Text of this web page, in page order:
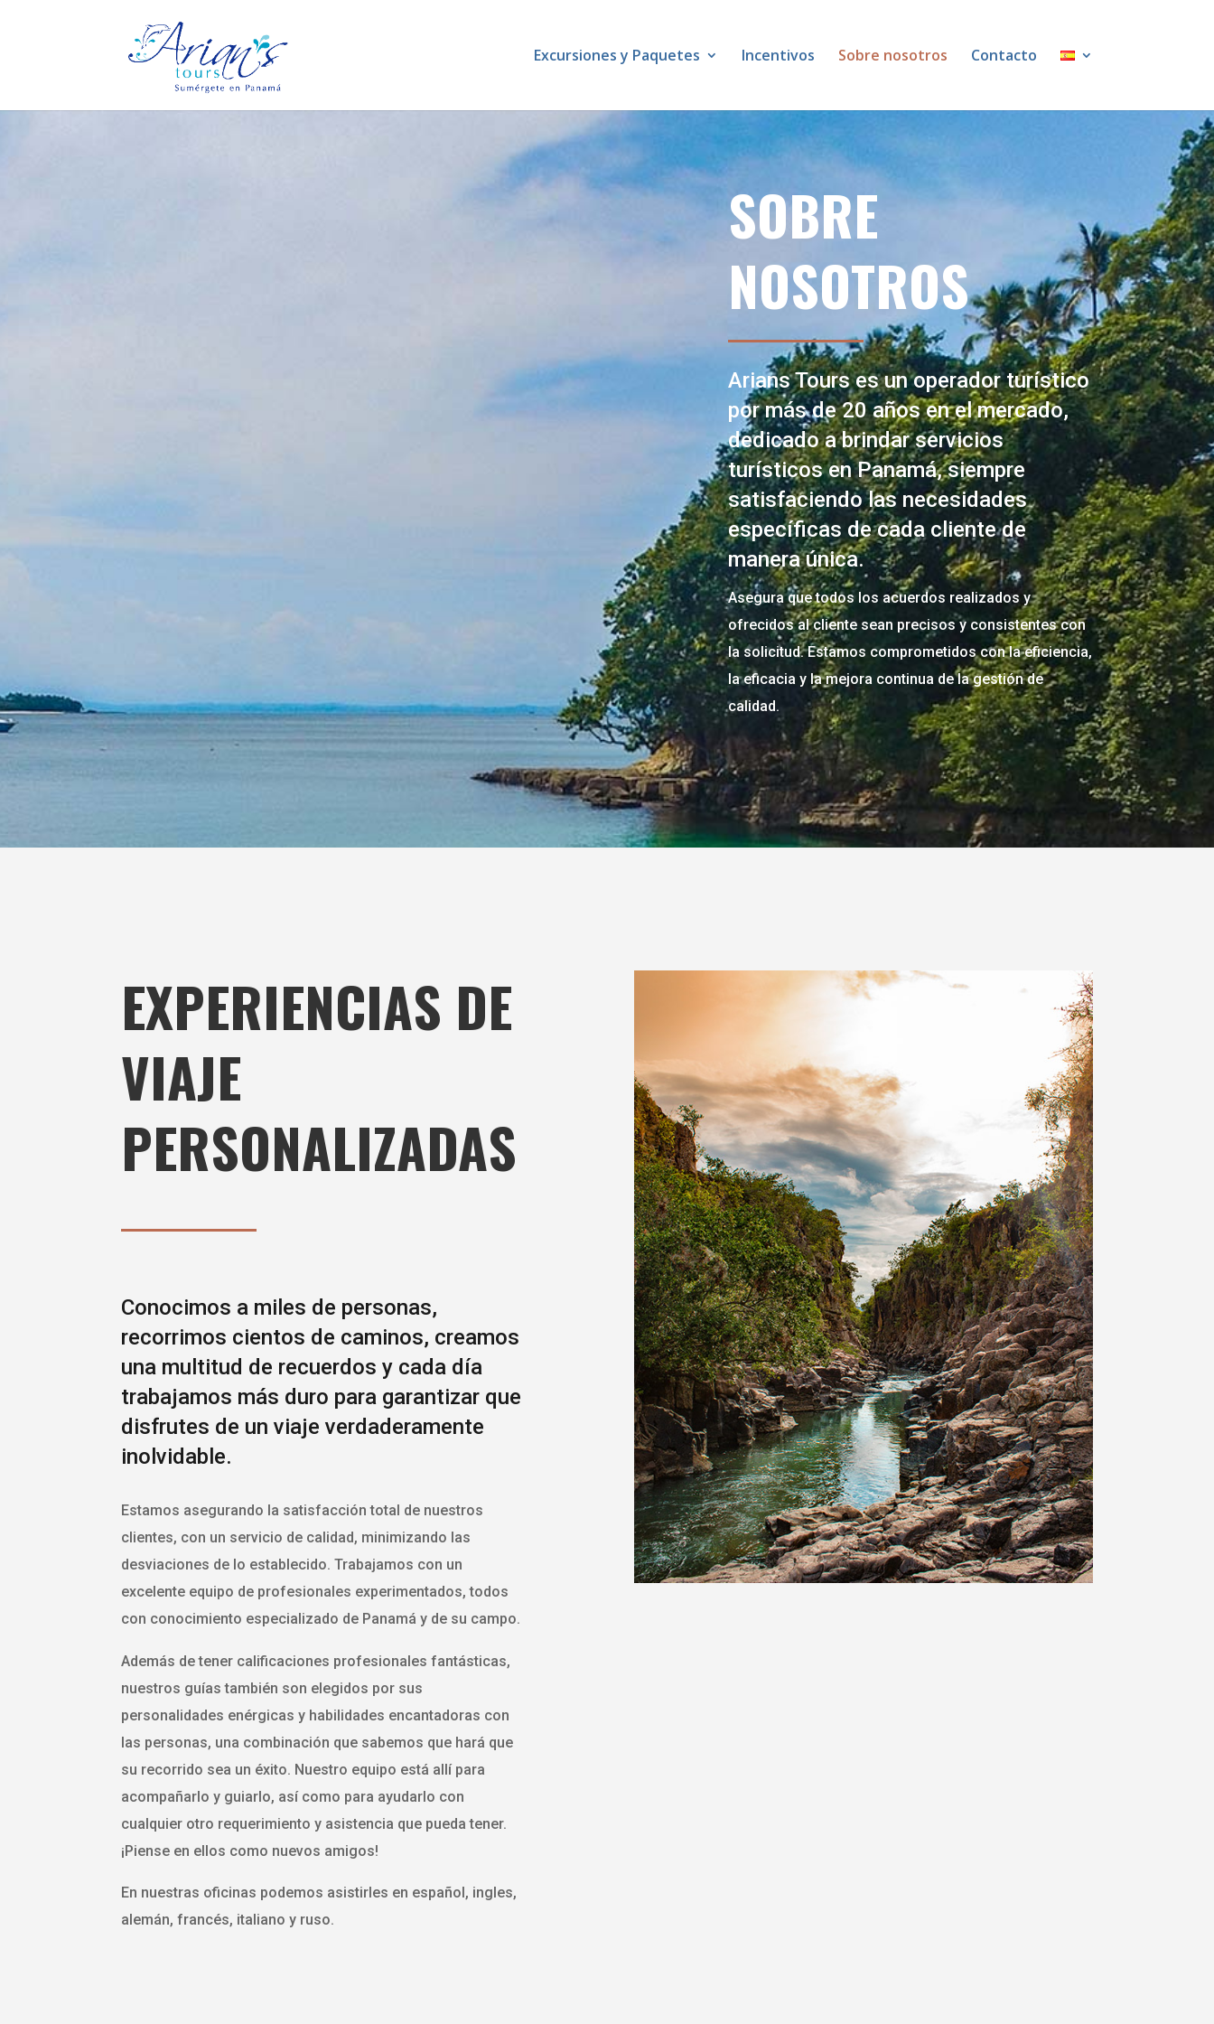
Excursiones y Paquetes Incentivos Sobre nosotros Contacto
SOBRE
NOSOTROS
Arians Tours es un operador turístico
por más de 20 años en el mercado,
dedicado a brindar servicios
turísticos en Panamá, siempre
satisfaciendo las necesidades
específicas de cada cliente de
manera única.
Asegura que todos los acuerdos realizados y
ofrecidos al cliente sean precisos y consistentes con
la solicitud. Estamos comprometidos con la eficiencia,
la eficacia y la mejora continua de la gestión de
calidad.
EXPERIENCIAS DE
VIAJE
PERSONALIZADAS
Conocimos a miles de personas,
recorrimos cientos de caminos, creamos
una multitud de recuerdos y cada día
trabajamos más duro para garantizar que
disfrutes de un viaje verdaderamente
inolvidable.
Estamos asegurando la satisfacción total de nuestros
clientes, con un servicio de calidad, minimizando las
desviaciones de lo establecido. Trabajamos con un
excelente equipo de profesionales experimentados, todos
con conocimiento especializado de Panamá y de su campo.
Además de tener calificaciones profesionales fantásticas,
nuestros guías también son elegidos por sus
personalidades enérgicas y habilidades encantadoras con
las personas, una combinación que sabemos que hará que
su recorrido sea un éxito. Nuestro equipo está allí para
acompañarlo y guiarlo, así como para ayudarlo con
cualquier otro requerimiento y asistencia que pueda tener.
¡Piense en ellos como nuevos amigos!
En nuestras oficinas podemos asistirles en español, ingles,
alemán, francés, italiano y ruso.